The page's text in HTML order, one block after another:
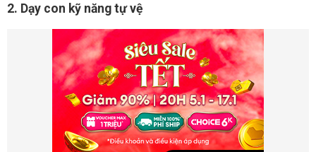
2. Dạy con kỹ năng tự vệ